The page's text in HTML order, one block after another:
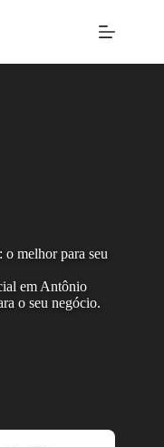
melhor para seu
em Antônio
o seu negócio.